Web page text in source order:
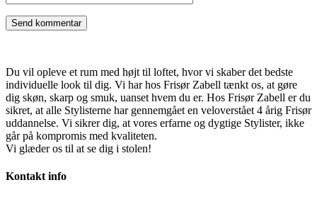
Du vil opleve et rum med højt til loftet, hvor vi skaber det bedste
individuelle look til dig. Vi har hos Frisør Zabell tænkt os, at gøre
dig skøn, skarp og smuk, uanset hvem du er. Hos Frisør Zabell er du
sikret, at alle Stylisterne har gennemgået en veloverstået 4 årig Frisør
uddannelse. Vi sikrer dig, at vores erfarne og dygtige Stylister, ikke
går på kompromis med kvaliteten.
Vi glæder os til at se dig i stolen!
Kontakt info